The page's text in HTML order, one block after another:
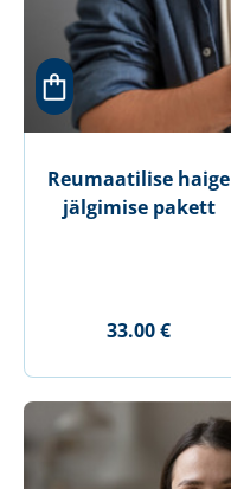
Reumaatilise haige
jälgimise pakett
33.00 €